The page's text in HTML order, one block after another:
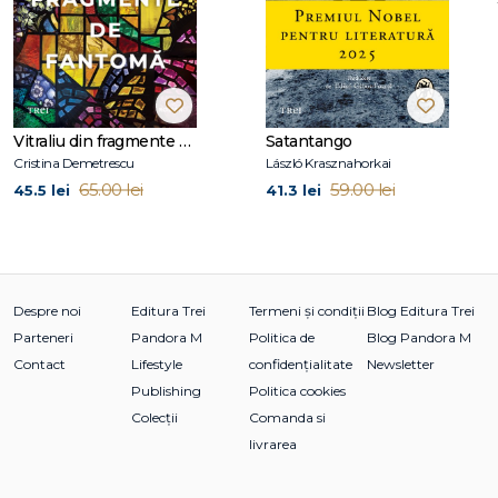
Vitraliu din fragmente de fantomă
Cristina Demetrescu
45.5 lei 65.00 lei
Satantango
László Krasznahorkai
41.3 lei 59.00 lei
Despre noi
Parteneri
Contact
Editura Trei
Pandora M
Lifestyle
Publishing
Colecții
Termeni și condiții
Politica de
confidențialitate
Politica cookies
Comanda si
livrarea
Blog Editura Trei
Blog Pandora M
Newsletter